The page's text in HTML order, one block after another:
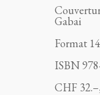
Gabai
Format
ISBN
CHF